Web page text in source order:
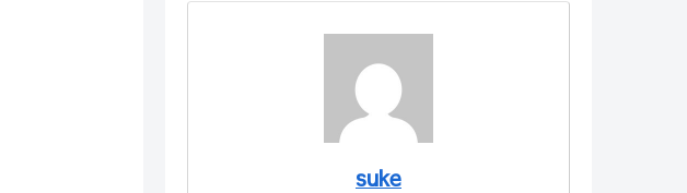
suke